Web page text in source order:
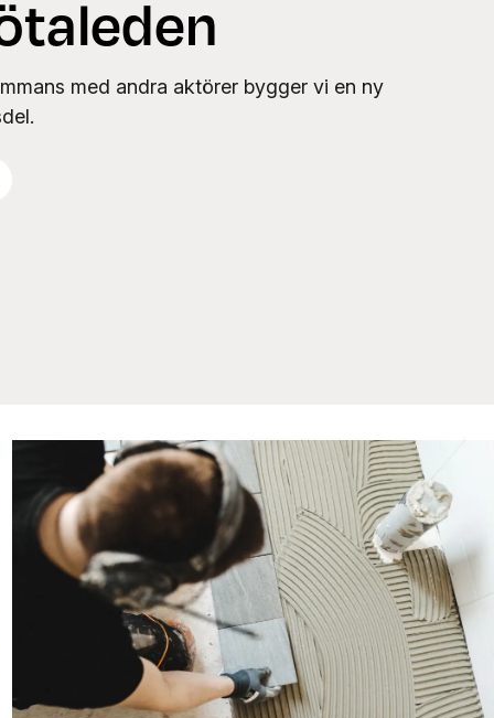
med andra aktörer bygger vi en ny
mer